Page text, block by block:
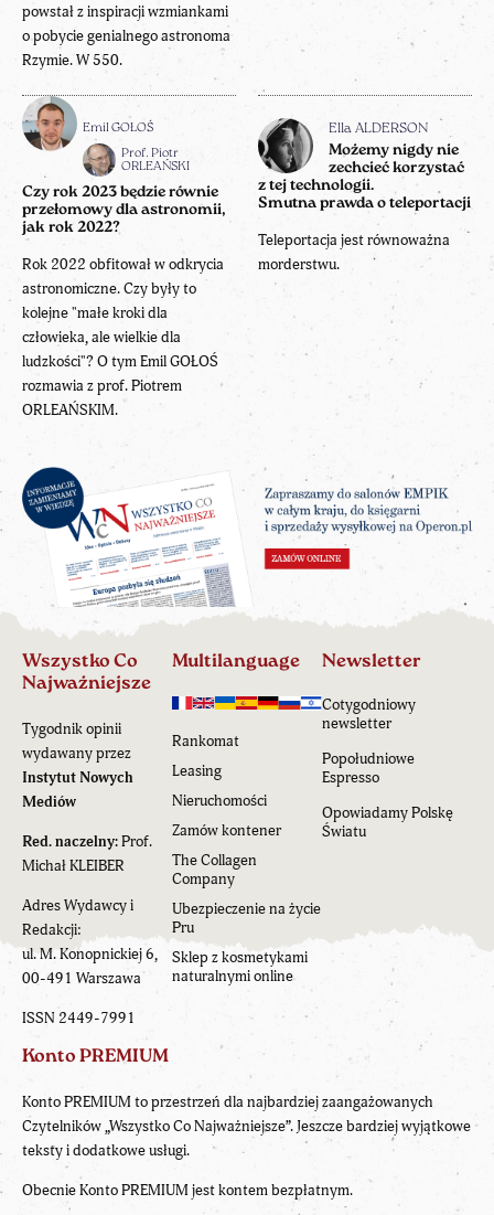
powstał z inspiracji wzmiankami
o pobycie genialnego astronoma
Rzymie. W 550.
Emil GOŁOŚ
Prof. Piotr
ORLEAŃSKI
Czy rok 2023 będzie równie
przełomowy dla astronomii,
jak rok 2022?
Rok 2022 obfitował w odkrycia
astronomiczne. Czy były to
kolejne "małe kroki dla
człowieka, ale wielkie dla
ludzkości"? O tym Emil GOŁOŚ
rozmawia z prof. Piotrem
ORLEAŃSKIM.
Ella ALDERSON
Możemy nigdy nie
zechcieć korzystać
z tej technologii.
Smutna prawda o teleportacji
Teleportacja jest równoważna
morderstwu.
Wszystko Co
Najważniejsze
Tygodnik opinii
wydawany przez
Instytut Nowych
Mediów
Red. naczelny:Prof.
Michał KLEIBER
Adres Wydawcy i
Redakcji:
ul. M. Konopnickiej 6,
00-491 Warszawa
ISSN 2449-7991
Multilanguage
Rankomat
Leasing
Nieruchomości
Zamów kontener
The Collagen
Company
Ubezpieczenie na życie
Pru
Sklep z kosmetykami
naturalnymi online
Newsletter
Cotygodniowy
newsletter
Popołudniowe
Espresso
Opowiadamy Polskę
Światu
Konto PREMIUM
Konto PREMIUM to przestrzeń dla najbardziej zaangażowanych
Czytelników „Wszystko Co Najważniejsze”. Jeszcze bardziej wyjątkowe
teksty i dodatkowe usługi.
Obecnie Konto PREMIUM jest kontem bezpłatnym.